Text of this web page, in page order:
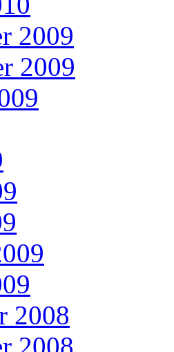
2009
2009
2008